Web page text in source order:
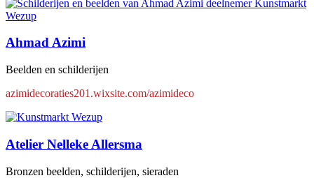
Ahmad Azimi
Beelden en schilderijen
azimidecoraties201.wixsite.com/azimideco
Atelier Nelleke Allersma
Bronzen beelden, schilderijen, sieraden